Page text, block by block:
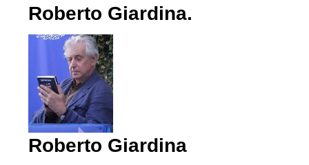
Roberto Giardina.
Roberto Giardina